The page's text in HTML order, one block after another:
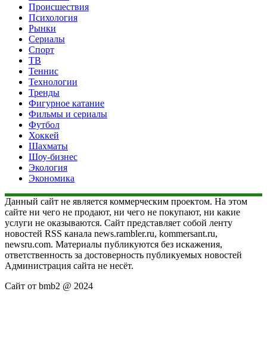
Происшествия
Психология
Рынки
Сериалы
Спорт
ТВ
Теннис
Технологии
Тренды
Фигурное катание
Фильмы и сериалы
Футбол
Хоккей
Шахматы
Шоу-бизнес
Экология
Экономика
Данный сайт не является коммерческим проектом. На этом
сайте ни чего не продают, ни чего не покупают, ни какие
услуги не оказываются. Сайт представляет собой ленту
новостей RSS канала news.rambler.ru, kommersant.ru,
newsru.com. Материалы публикуются без искажения,
ответственность за достоверность публикуемых новостей
Администрация сайта не несёт.
Сайт от bmb2 @ 2024